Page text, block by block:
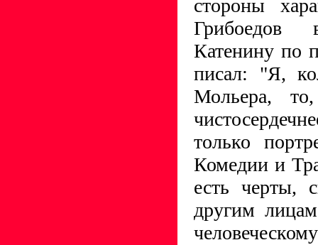
стороны
Катенину по
писал: "Я,
Мольера,
только
Комедии и
есть черты,
другим